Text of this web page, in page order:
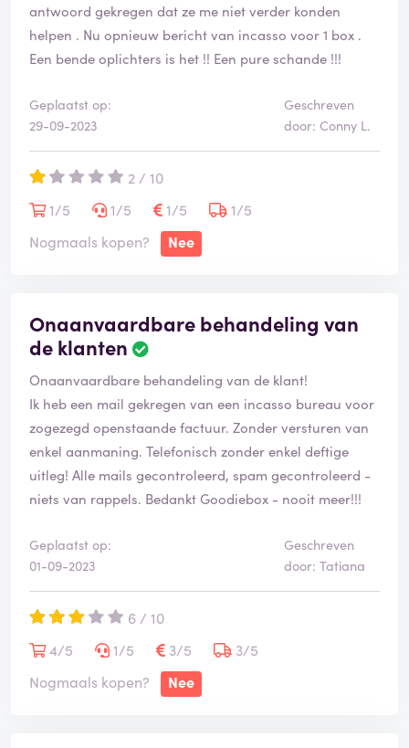
antwoord gekregen dat ze me niet verder konden
helpen . Nu opnieuw bericht van incasso voor 1 box .
Een bende oplichters is het !! Een pure schande !!!
Geplaatst op:
29-09-2023
Geschreven
door: Conny L.
2 / 10
1/5
1/5 1/5
1/5
Nogmaals kopen?
Nee
Onaanvaardbare behandeling van
de klanten
Onaanvaardbare behandeling van de klant!
Ik heb een mail gekregen van een incasso bureau voor
zogezegd openstaande factuur. Zonder versturen van
enkel aanmaning. Telefonisch zonder enkel deftige
uitleg! Alle mails gecontroleerd, spam gecontroleerd -
niets van rappels. Bedankt Goodiebox - nooit meer!!!
Geplaatst op:
01-09-2023
Geschreven
door: Tatiana
6 / 10
4/5
1/5 3/5
3/5
Nogmaals kopen?
Nee